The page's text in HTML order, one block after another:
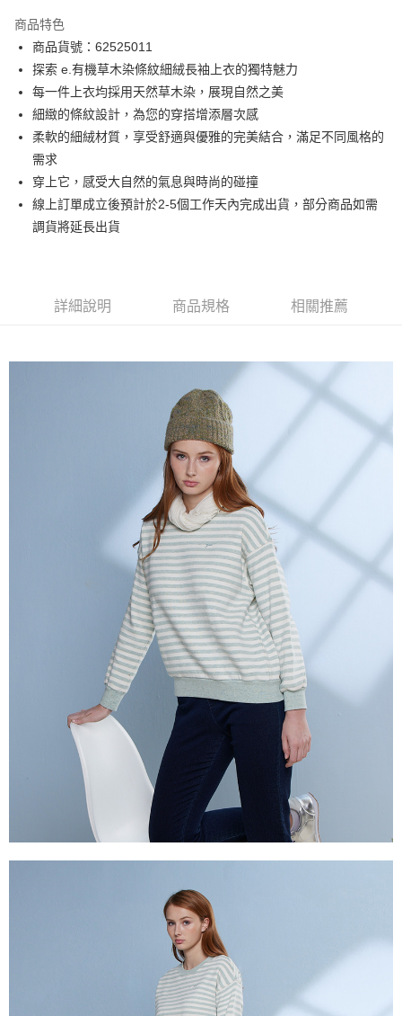
合作金庫商業銀行
華南商業銀行
上海商業儲蓄銀行
台北富邦商業銀行
國泰世華商業銀行
兆豐國際商業銀行
臺灣中小企業銀行
台中商業銀行
匯豐（台灣）商業銀行
華泰商業銀行
聯邦商業銀行
遠東國際商業銀行
元大商業銀行
玉山商業銀行
星展（台灣）商業銀行
台新國際商業銀行
中國信託商業銀行
台灣樂天信用卡公司
6 期 0 利率 每期
華南商業銀行
彰化商業銀行
上海商業儲蓄銀行
台北富邦商業銀行
國泰世華商業銀行
兆豐國際商業銀行
臺灣中小企業銀行
台中商業銀行
匯豐（台灣）商業銀行
聯邦商業銀行
遠東國際商業銀行
元大商業銀行
永豐商業銀行
玉山商業銀行
星展（台灣）商業銀行
台新國際商業銀行
12 期 0 利率 每期
合作金庫商業銀行
第一商業銀行
上海商業儲蓄銀行
台北富邦商業銀行
國泰世華商業銀行
兆豐國際商業銀行
臺灣中小企業銀行
匯豐（台灣）商業銀行
華泰商業銀行
聯邦商業銀行
遠東國際商業銀行
元大商業銀行
玉山商業銀行
超商取貨付款
LINE Pay
Apple Pay
街口支付
悠遊付
AFTEE先享後付是「在收到商品之後才付款」的支付方式。 讓您購物簡單
１．簡單：不需註冊會員、不需綁卡、不需儲值。
２．便利：只要手機號碼，簡訊認證，即可結帳。
３．安心：先確認商品／服務後，再付款。
【「AFTEE先享後付」結帳流程】
１．於結帳方式選擇「AFTEE先享後付」後，將跳轉至「AFTEE先享後付」
結帳頁面，進行簡訊認證並確認金額後，即可完成結帳。
２．訂單成立數日內，您將收到繳費通知簡訊。
３．收到繳費通知簡訊後14天內，點擊此簡訊中的連結，可透過四大超商／
ATM／網路銀行／等多元方式進行付款，方視為交易完成。
※ 請注意：結帳手續完成當下不需立刻繳費，但若您需要取消訂單，請聯絡
購買商品的店家。未經商家同意取消之訂單仍視為有效，需透過AFTEE先享
※ 交易是否成功請以「AFTEE先享後付 」之結帳頁面顯示為準，若有關於
是否繳費成功／繳費後需取消欲退款等相關疑問，請聯繫「AFTEE先享後付
https://netprotections.freshdesk.com/support/home
１．透過由恩沛科技股份有限公司提供之「AFTEE先享後付」服務完成之交
易，需依本服務之必要範圍內提供個人資料，並將交易相關給付款項請求債
權轉讓予恩沛科技股份有限公司。
２．關於個人資料處理事宜，請瀏覽以下網址：
https://aftee.tw/terms/#terms3
３．未成年的使用者請事先徵得法定代理人或監護人之同意方可使用
「AFTEE先享後付」，若未經同意申辦者引起之損失，本公司不負相關責
４．使用「AFTEE先享後付」時，將依據個別帳號之用戶狀況，依本公司即
恩沛科技股份有限公司將有權停止該用戶之使用額度並採取法律行動。
每筆NT$100，滿NT$2,000(含以上)免運費
每筆NT$100，滿NT$2,000(含以上)免運費
每筆NT$100，滿NT$2,000(含以上)免運費
付款後7-11超商取貨
每筆NT$100，滿NT$2,000(含以上)免運費
新竹物流宅配
每筆NT$100，滿NT$2,000(含以上)免運費
付款後門市自取
商品特色
商品貨號：62525011
探索 e.有機草木染條紋細絨長袖上衣的獨特魅力
每一件上衣均採用天然草木染，展現自然之美
細緻的條紋設計，為您的穿搭增添層次感
柔軟的細絨材質，享受舒適與優雅的完美結合，滿足不同風格的
需求
穿上它，感受大自然的氣息與時尚的碰撞
線上訂單成立後預計於2-5個工作天內完成出貨，部分商品如需
調貨將延長出貨
詳細說明 商品規格 相關推薦